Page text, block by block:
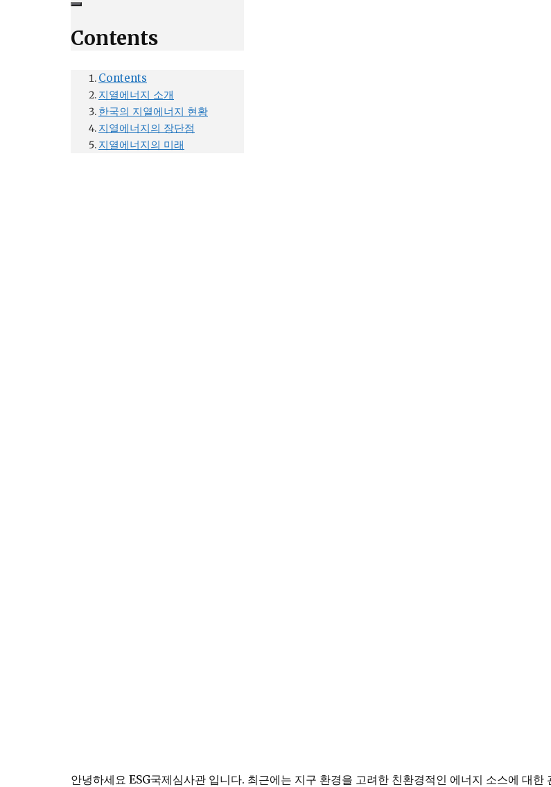
Contents
Contents
지열에너지 소개
한국의 지열에너지 현황
지열에너지의 장단점
지열에너지의 미래
안녕하세요 ESG국제심사관 입니다. 최근에는 지구 환경을 고려한 친환경적인 에너지 소스에 대한